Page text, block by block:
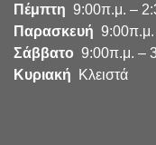
Πέμπτη 9:00π.μ. –
Παρασκευή 9:00π.μ.
Σάββατο 9:00π.μ. –
Κυριακή Κλειστά